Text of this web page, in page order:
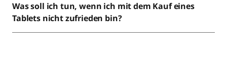
Was soll ich tun, wenn ich mit dem Kauf eines
Tablets nicht zufrieden bin?